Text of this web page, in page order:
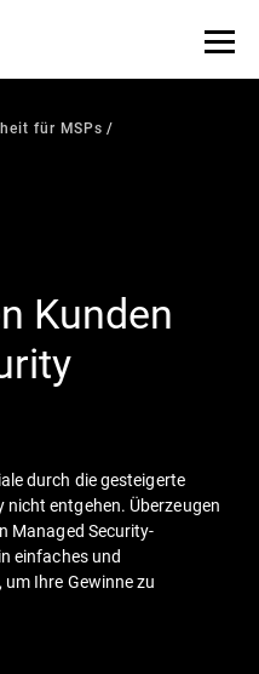
für MSPs
Kunden
durch die gesteigerte
entgehen. Überzeugen
Managed Security-
einfaches und
Ihre Gewinne zu